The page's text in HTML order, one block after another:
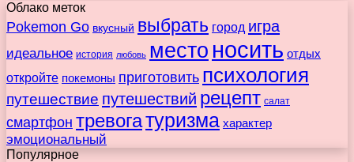
Облако меток
Pokemon Go вкусный выбрать город игра
идеальное история любовь место носить отдых
откройте покемоны приготовить психология
путешествие путешествий рецепт салат
смартфон тревогатуризма характер
эмоциональный
Популярное